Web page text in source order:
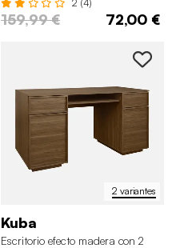
2 (4)
159,99 € 72,00 €
2 variantes
Kuba
Escritorio efecto madera con 2